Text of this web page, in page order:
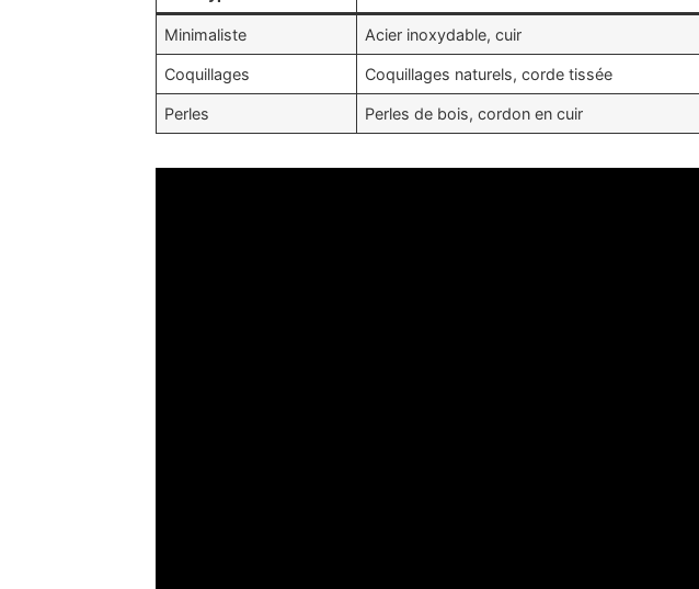
Minimaliste Acier inoxydable, cuir
Coquillages Coquillages naturels, corde tissée
Perles Perles de bois, cordon en cuir